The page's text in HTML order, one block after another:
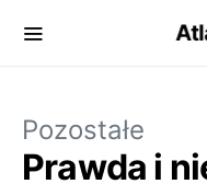
Pozostałe
Prawda i